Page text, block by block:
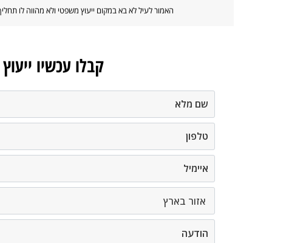
האמור לעיל לא בא במקום ייעוץ משפטי ולא מהווה לו
קבלו עכשיו